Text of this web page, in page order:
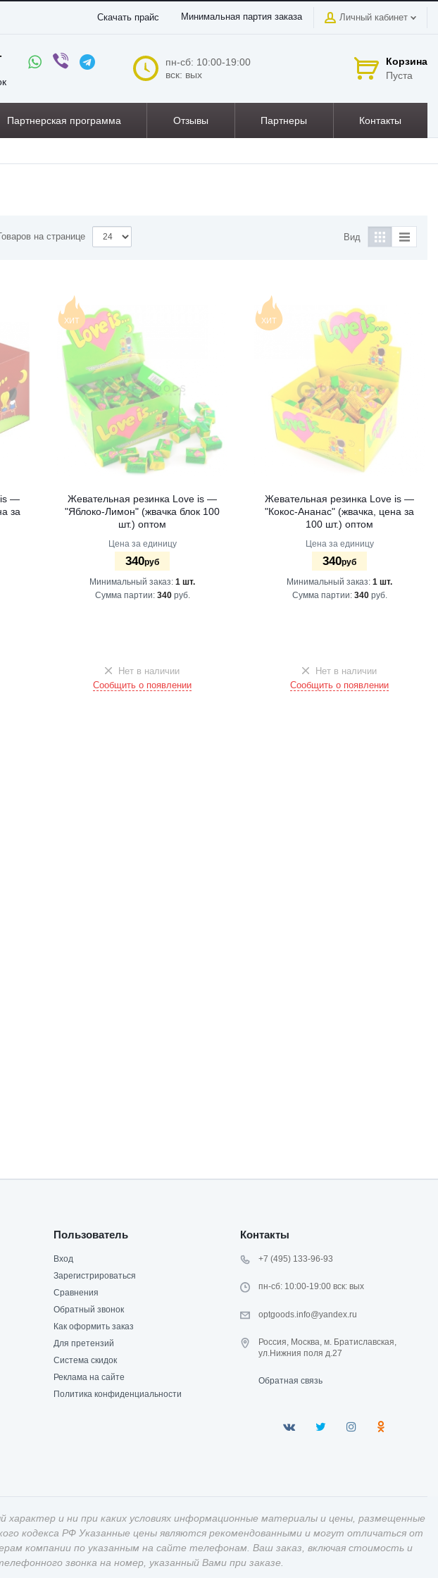
Скачать прайс Минимальная партия заказа Личный кабинет
пн-сб: 10:00-19:00
вск: вых
Корзина
Пуста
Партнерская программа Отзывы Партнеры Контакты
Товаров на странице Вид
is —
ХИТ
Жевательная резинка Love is —
"Яблоко-Лимон" (жвачка блок 100
шт.) оптом
Цена за единицу
340руб
Минимальный заказ: 1 шт.
Сумма партии: 340руб.
Нет в наличии
Сообщить о появлении
ХИТ
Жевательная резинка Love is —
"Кокос-Ананас" (жвачка, цена за
100 шт.) оптом
Цена за единицу
340руб
Минимальный заказ: 1 шт.
Сумма партии: 340руб.
Нет в наличии
Сообщить о появлении
Пользователь
Вход
Зарегистрироваться
Сравнения
Обратный звонок
Как оформить заказ
Для претензий
Система скидок
Реклама на сайте
Политика конфиденциальности
Контакты
+7 (495) 133-96-93
пн-сб: 10:00-19:00 вск: вых
optgoods.info@yandex.ru
Россия, Москва, м. Братиславская,
ул.Нижния поля д.27
Обратная связь
и ни при каких условиях информационные материалы и цены, размещенные
кодекса РФ Указанные цены являются рекомендованными и могут отличаться от
компании по указанным на сайте телефонам. Ваш заказ, включая стоимость и
звонка на номер, указанный Вами при заказе.